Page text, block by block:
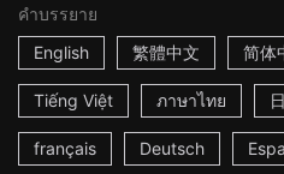
คำบรรยาย
English
繁體中文 简体
Tiếng Việt ภาษาไทย
français Deutsch